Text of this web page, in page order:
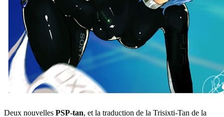
Deux nouvelles PSP-tan, et la traduction de la Trisixti-Tan de la